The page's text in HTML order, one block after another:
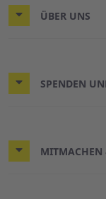
ÜBER UNS
SPENDEN
MITMACHEN